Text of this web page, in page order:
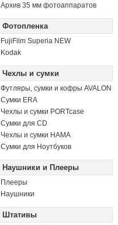
Архив 35 мм фотоаппаратов
Фотопленка
FujiFilm Superia NEW
Kodak
Чехлы и сумки
Футляры, сумки и кофры AVALON
Сумки ERA
Чехлы и сумки PORTcase
Сумки для CD
Чехлы и сумки HAMA
Сумки для Ноутбуков
Наушники и Плееры
Плееры
Наушники
Штативы